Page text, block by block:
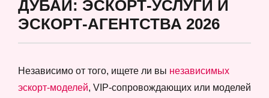
ДУБАЙ: ЭСКОРТ-УСЛУГИ И
ЭСКОРТ-АГЕНТСТВА 2026
Независимо от того, ищете ли вы независимых
эскорт-моделей, VIP-сопровождающих или моделей